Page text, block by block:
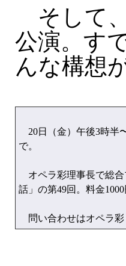
そして
公演。す
んな構想
20日（金）午後3時半
で。
オペラ彩理事長で総合
話」の第49回。料金
問い合わせはオペラ彩